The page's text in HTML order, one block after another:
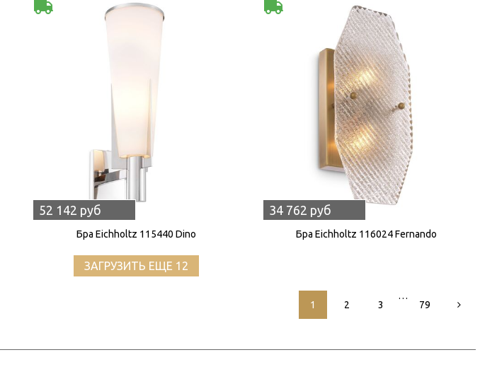
52 142 руб
Бра Eichholtz 115440 Dino
34 762 руб
Бра Eichholtz 116024 Fernando
ЗАГРУЗИТЬ ЕЩЕ 12
1 2 3
…
79